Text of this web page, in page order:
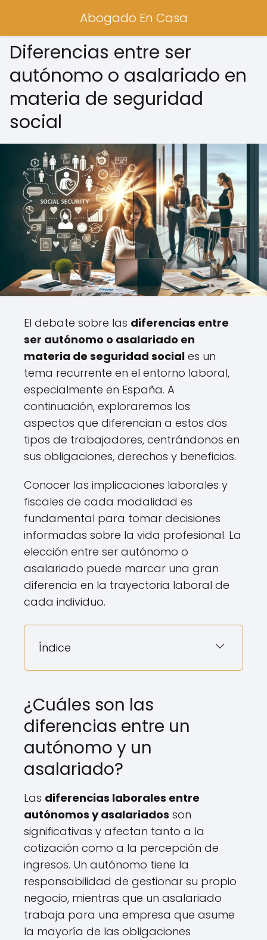
Abogado En Casa
Diferencias entre ser
autónomo o asalariado en
materia de seguridad
social
El debate sobre las diferencias entre
ser autónomo o asalariado en
materia de seguridad social es un
tema recurrente en el entorno laboral,
especialmente en España. A
continuación, exploraremos los
aspectos que diferencian a estos dos
tipos de trabajadores, centrándonos en
sus obligaciones, derechos y beneficios.
Conocer las implicaciones laborales y
fiscales de cada modalidad es
fundamental para tomar decisiones
informadas sobre la vida profesional. La
elección entre ser autónomo o
asalariado puede marcar una gran
diferencia en la trayectoria laboral de
cada individuo.
Índice
¿Cuáles son las
diferencias entre un
autónomo y un
asalariado?
Las diferencias laborales entre
autónomos y asalariados son
significativas y afectan tanto a la
cotización como a la percepción de
ingresos. Un autónomo tiene la
responsabilidad de gestionar su propio
negocio, mientras que un asalariado
trabaja para una empresa que asume
la mayoría de las obligaciones